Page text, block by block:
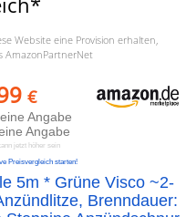
Website eine Provision erhalten,
AmazonPartnerNet
€
Angabe
Angabe
jetzt höher sein
Preisvergleich starten!
5m * Grüne Visco ~2-
Brenndauer: